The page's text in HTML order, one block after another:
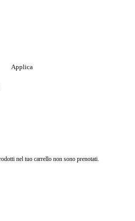
Applica
nel tuo carrello non sono prenotati.